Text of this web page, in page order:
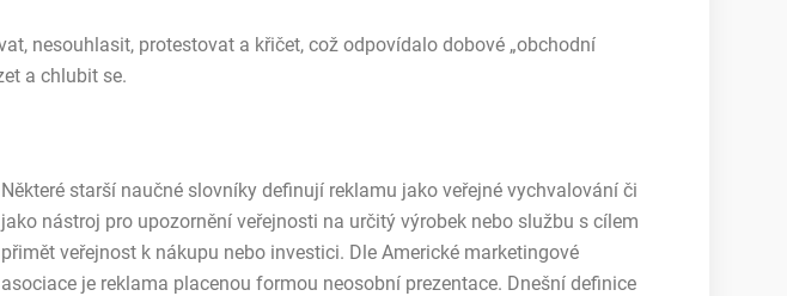
nesouhlasit, protestovat a křičet, což odpovídalo dobové „obchodní
a chlubit se.
Některé starší naučné slovníky definují reklamu jako veřejné vychvalování či
jako nástroj pro upozornění veřejnosti na určitý výrobek nebo službu s cílem
přimět veřejnost k nákupu nebo investici. Dle Americké marketingové
asociace je reklama placenou formou neosobní prezentace. Dnešní definice